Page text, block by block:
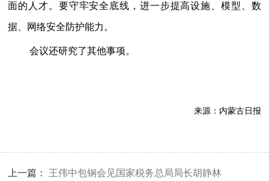
面的人才。要守牢安全底线，进一步提高设施、模型、数
据、网络安全防护能力。
会议还研究了其他事项。
来源： 内蒙古日报
上一篇： 王伟中包钢会见国家税务总局局长胡静林